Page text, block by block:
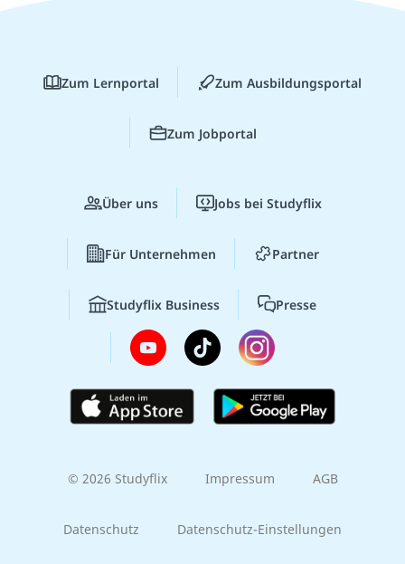
Zum Lernportal Zum Ausbildungsportal
Zum Jobportal
Über uns Jobs bei Studyflix
Für Unternehmen Partner
Studyflix Business Presse
© 2026 Studyflix Impressum AGB
Datenschutz Datenschutz-Einstellungen